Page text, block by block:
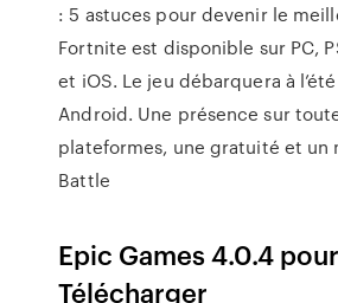
: 5 astuces pour devenir le
Fortnite est disponible sur PC,
et iOS. Le jeu débarquera à
Android. Une présence sur
plateformes, une gratuité et un
Battle
Epic Games 4.0.4
Télécharger